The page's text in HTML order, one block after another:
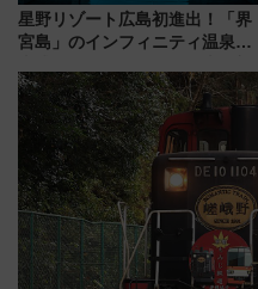
星野リゾート広島初進出！「界
宮島」のインフィニティ温泉と
宿泊料金・アクセスは？（2026
年7月23日開業）